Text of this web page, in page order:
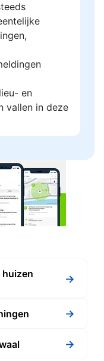
en
vallen in deze
→
→
→